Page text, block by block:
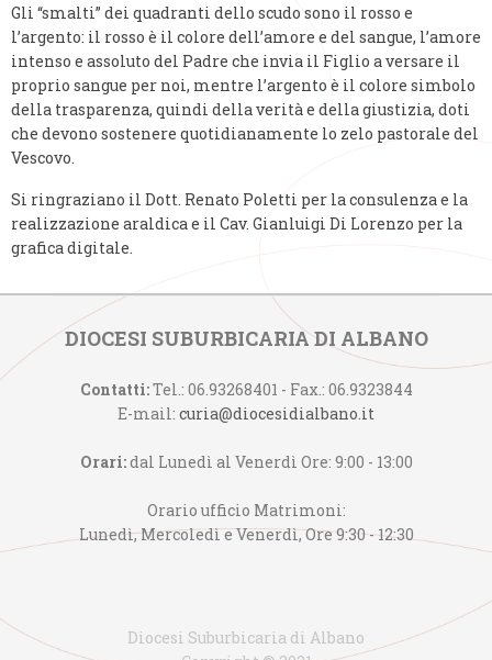
Gli “smalti” dei quadranti dello scudo sono il rosso e
l’argento: il rosso è il colore dell’amore e del sangue, l’amore
intenso e assoluto del Padre che invia il Figlio a versare il
proprio sangue per noi, mentre l’argento è il colore simbolo
della trasparenza, quindi della verità e della giustizia, doti
che devono sostenere quotidianamente lo zelo pastorale del
Vescovo.
Si ringraziano il Dott. Renato Poletti per la consulenza e la
realizzazione araldica e il Cav. Gianluigi Di Lorenzo per la
grafica digitale.
DIOCESI SUBURBICARIA DI ALBANO
Contatti:Tel.: 06.93268401 - Fax.: 06.9323844
E-mail: curia@diocesidialbano.it
Orari:dal Lunedì al Venerdì Ore: 9:00 - 13:00
Orario ufficio Matrimoni:
Lunedì, Mercoledì e Venerdì, Ore 9:30 - 12:30
Diocesi Suburbicaria di Albano